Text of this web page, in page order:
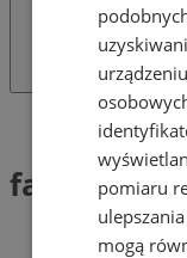
Tag:
fałszywe
pomiaru
ulepszania
mogą